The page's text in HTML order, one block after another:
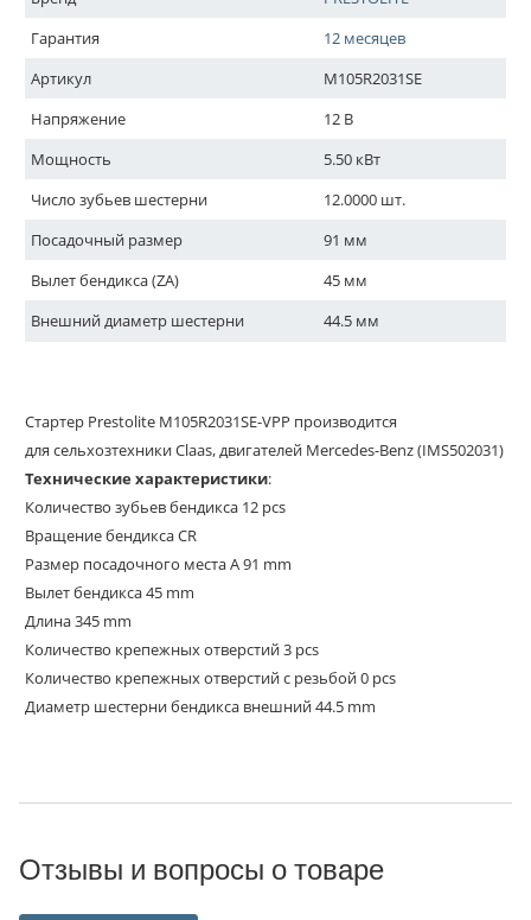
Гарантия
12 месяцев
Артикул
M105R2031SE
Напряжение
12 В
Мощность
5.50 кВт
Число зубьев шестерни
12.0000 шт.
Посадочный размер
91 мм
Вылет бендикса (ZA)
45 мм
Внешний диаметр шестерни
44.5 мм
Стартер Prestolite M105R2031SE-VPP производится
для сельхозтехники Claas, двигателей Mercedes-Benz (IMS502031)
Технические характеристики:
Количество зубьев бендикса 12 pcs
Вращение бендикса CR
Размер посадочного места A 91 mm
Вылет бендикса 45 mm
Длина 345 mm
Количество крепежных отверстий 3 pcs
Количество крепежных отверстий с резьбой 0 pcs
Диаметр шестерни бендикса внешний 44.5 mm
Отзывы и вопросы о товаре